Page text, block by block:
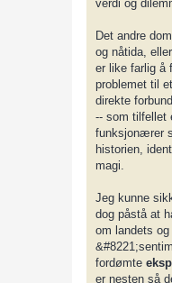
verdi og
Det andre
og nåtida,
er like farlig å
problemet til
direkte
-- som tilfellet
funksjonærer
historien,
magi.
Jeg kunne
dog påstå at
om landets
fordømte
er nesten så